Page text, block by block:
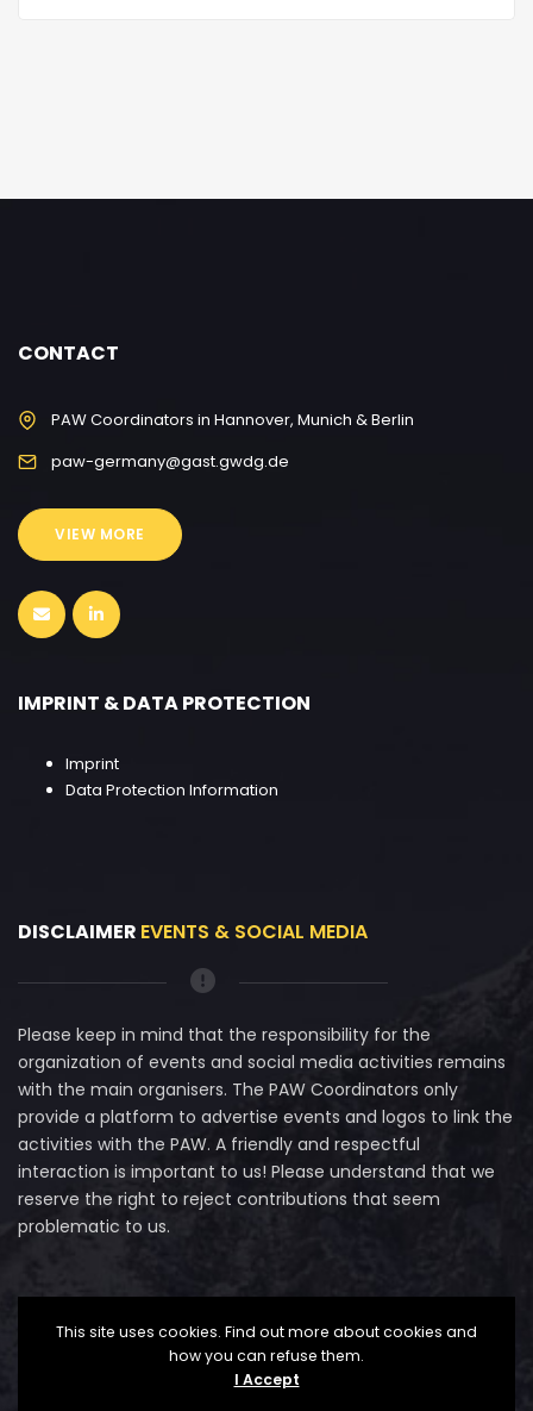
CONTACT
PAW Coordinators in Hannover, Munich & Berlin
paw-germany@gast.gwdg.de
VIEW MORE
IMPRINT & DATA PROTECTION
Imprint
Data Protection Information
DISCLAIMER EVENTS & SOCIAL MEDIA
Please keep in mind that the responsibility for the
organization of events and social media activities remains
with the main organisers. The PAW Coordinators only
provide a platform to advertise events and logos to link the
activities with the PAW. A friendly and respectful
interaction is important to us! Please understand that we
reserve the right to reject contributions that seem
problematic to us.
This site uses cookies. Find out more about cookies and
how you can refuse them.
I Accept